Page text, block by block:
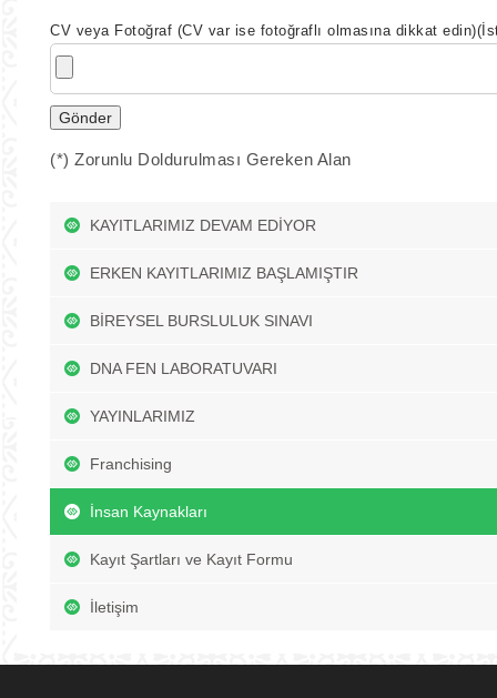
CV veya Fotoğraf (CV var ise fotoğraflı olmasına dikkat edin)
(*) Zorunlu Doldurulması Gereken Alan
KAYITLARIMIZ DEVAM EDİYOR
ERKEN KAYITLARIMIZ BAŞLAMIŞTIR
BİREYSEL BURSLULUK SINAVI
DNA FEN LABORATUVARI
YAYINLARIMIZ
Franchising
İnsan Kaynakları
Kayıt Şartları ve Kayıt Formu
İletişim